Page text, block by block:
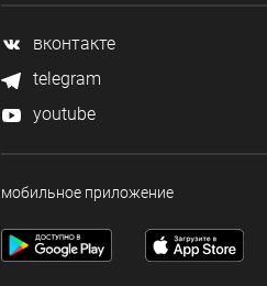
вконтакте
telegram
youtube
мобильное приложение